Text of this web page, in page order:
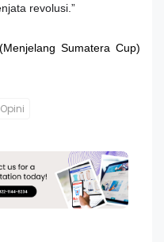
revolusi.”
Sumatera Cup)
Opini